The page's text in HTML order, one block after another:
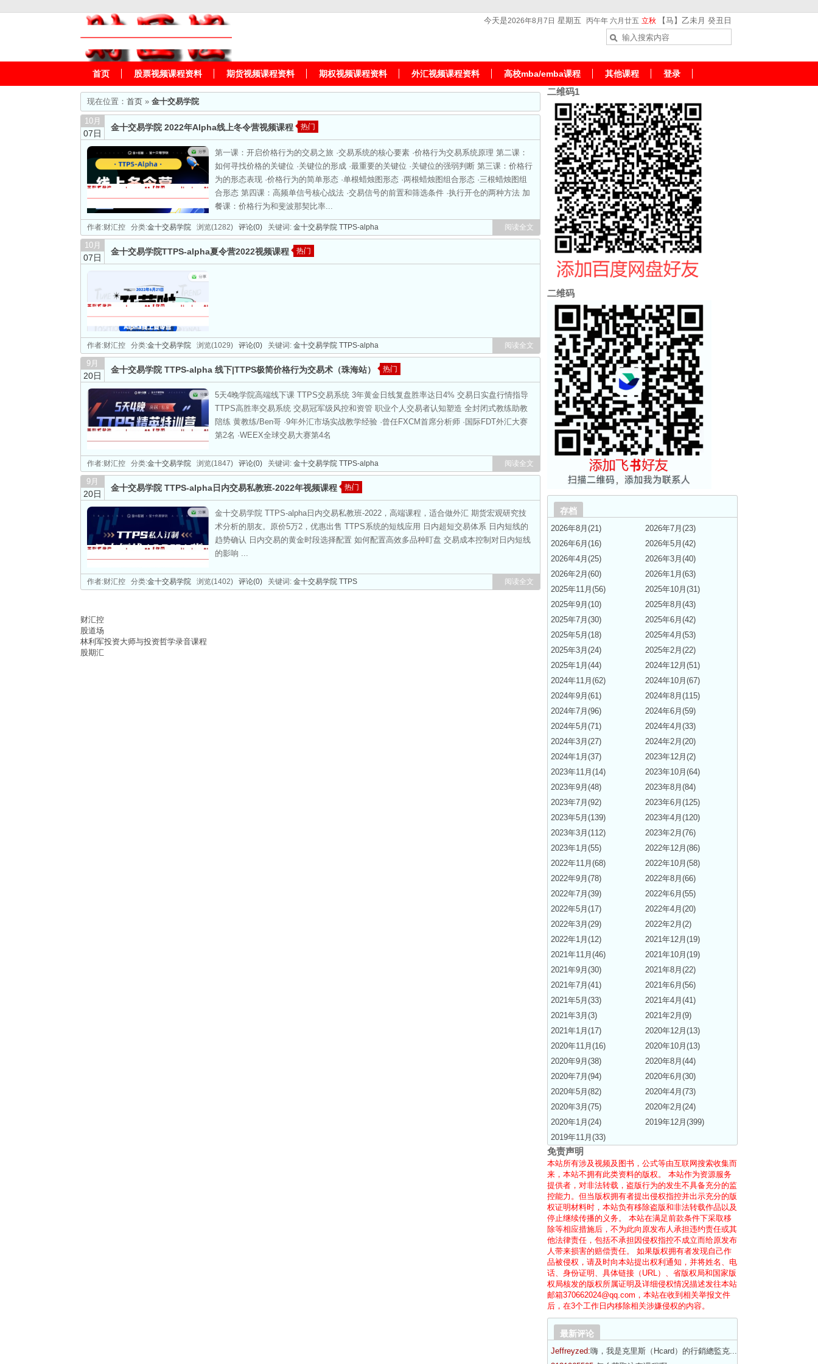
今天是2026年8月7日 星期五 丙午年 六月廿五 立秋 【马】乙未月 癸丑日
首页 股票视频课程资料 期货视频课程资料 期权视频课程资料 外汇视频课程资料 高校mba/emba课程 其他课程 登录
现在位置： 首页 » 金十交易学院
10月
07日
金十交易学院 2022年Alpha线上冬令营视频课程 热门
第一课：开启价格行为的交易之旅 ·交易系统的核心要素 ·价格行为交易系统原理 第二课：
如何寻找价格的关键位 ·关键位的形成 ·最重要的关键位 ·关键位的强弱判断 第三课：价格行
为的形态表现 ·价格行为的简单形态 ·单根蜡烛图形态 ·两根蜡烛图组合形态 ·三根蜡烛图组
合形态 第四课：高频单信号核心战法 ·交易信号的前置和筛选条件 ·执行开仓的两种方法 加
餐课：价格行为和斐波那契比率...
作者:财汇控 分类:金十交易学院 浏览(1282) 评论(0) 关键词: 金十交易学院 TTPS-alpha 阅读全文
10月
07日
金十交易学院TTPS-alpha夏令营2022视频课程 热门
作者:财汇控 分类:金十交易学院 浏览(1029) 评论(0) 关键词: 金十交易学院 TTPS-alpha 阅读全文
9月
20日
金十交易学院 TTPS-alpha 线下|TTPS极简价格行为交易术（珠海站） 热门
5天4晚学院高端线下课 TTPS交易系统 3年黄金日线复盘胜率达日4% 交易日实盘行情指导
TTPS高胜率交易系统 交易冠军级风控和资管 职业个人交易者认知塑造 全封闭式教练助教
陪练 黄教练/Ben哥 ·9年外汇市场实战教学经验 ·曾任FXCM首席分析师 ·国际FDT外汇大赛
第2名 ·WEEX全球交易大赛第4名
作者:财汇控 分类:金十交易学院 浏览(1847) 评论(0) 关键词: 金十交易学院 TTPS-alpha 阅读全文
9月
20日
金十交易学院 TTPS-alpha日内交易私教班-2022年视频课程 热门
金十交易学院 TTPS-alpha日内交易私教班-2022，高端课程，适合做外汇 期货宏观研究技
术分析的朋友。原价5万2，优惠出售 TTPS系统的短线应用 日内超短交易体系 日内短线的
趋势确认 日内交易的黄金时段选择配置 如何配置高效多品种盯盘 交易成本控制对日内短线
的影响 ...
作者:财汇控 分类:金十交易学院 浏览(1402) 评论(0) 关键词: 金十交易学院 TTPS 阅读全文
二维码1
二维码
存档
2026年8月(21)
2026年7月(23)
2026年6月(16)
2026年5月(42)
2026年4月(25)
2026年3月(40)
2026年2月(60)
2026年1月(63)
2025年11月(56)
2025年10月(31)
2025年9月(10)
2025年8月(43)
2025年7月(30)
2025年6月(42)
2025年5月(18)
2025年4月(53)
2025年3月(24)
2025年2月(22)
2025年1月(44)
2024年12月(51)
2024年11月(62)
2024年10月(67)
2024年9月(61)
2024年8月(115)
2024年7月(96)
2024年6月(59)
2024年5月(71)
2024年4月(33)
2024年3月(27)
2024年2月(20)
2024年1月(37)
2023年12月(2)
2023年11月(14)
2023年10月(64)
2023年9月(48)
2023年8月(84)
2023年7月(92)
2023年6月(125)
2023年5月(139)
2023年4月(120)
2023年3月(112)
2023年2月(76)
2023年1月(55)
2022年12月(86)
2022年11月(68)
2022年10月(58)
2022年9月(78)
2022年8月(66)
2022年7月(39)
2022年6月(55)
2022年5月(17)
2022年4月(20)
2022年3月(29)
2022年2月(2)
2022年1月(12)
2021年12月(19)
2021年11月(46)
2021年10月(19)
2021年9月(30)
2021年8月(22)
2021年7月(41)
2021年6月(56)
2021年5月(33)
2021年4月(41)
2021年3月(3)
2021年2月(9)
2021年1月(17)
2020年12月(13)
2020年11月(16)
2020年10月(13)
2020年9月(38)
2020年8月(44)
2020年7月(94)
2020年6月(30)
2020年5月(82)
2020年4月(73)
2020年3月(75)
2020年2月(24)
2020年1月(24)
2019年12月(399)
2019年11月(33)
免责声明
本站所有涉及视频及图书，公式等由互联网搜索收集而
来，本站不拥有此类资料的版权。 本站作为资源服务
提供者，对非法转载，盗版行为的发生不具备充分的监
控能力。但当版权拥有者提出侵权指控并出示充分的版
权证明材料时，本站负有移除盗版和非法转载作品以及
停止继续传播的义务。 本站在满足前款条件下采取移
除等相应措施后，不为此向原发布人承担违约责任或其
他法律责任，包括不承担因侵权指控不成立而给原发布
人带来损害的赔偿责任。 如果版权拥有者发现自己作
品被侵权，请及时向本站提出权利通知，并将姓名、电
话、身份证明、具体链接（URL）、省版权局和国家版
权局核发的版权所属证明及详细侵权情况描述发往本站
邮箱370662024@qq.com，本站在收到相关举报文件
后，在3个工作日内移除相关涉嫌侵权的内容。
最新评论
Jeffreyzed:嗨，我是克里斯（Hcard）的行銷總監克...
财汇控
股道场
林利军投资大师与投资哲学录音课程
股期汇